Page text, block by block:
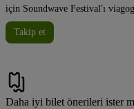
için Soundwave Festival'ı
Takip et
Daha iyi bilet önerileri ister